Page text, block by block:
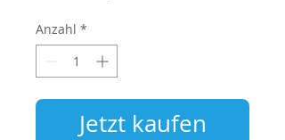
Anzahl *
Jetzt kaufen